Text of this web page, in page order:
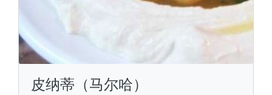
皮纳蒂（马尔哈）